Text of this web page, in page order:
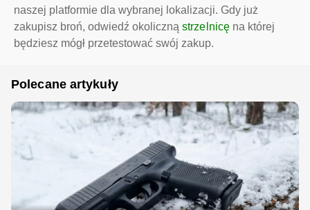
naszej platformie dla wybranej lokalizacji. Gdy już
zakupisz broń, odwiedź okoliczną strzelnicę na której
będziesz mógł przetestować swój zakup.
Polecane artykuły